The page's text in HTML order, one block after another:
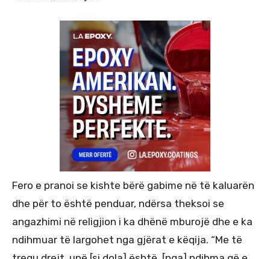
Fero e pranoi se kishte bërë gabime në të kaluarën
dhe për to është penduar, ndërsa theksoi se
angazhimi në religjion i ka dhënë mburojë dhe e ka
ndihmuar të largohet nga gjërat e këqija. “Me të